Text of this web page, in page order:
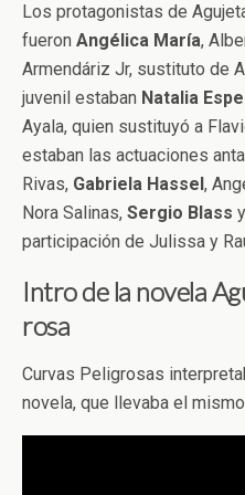
Los protagonistas de
fueron Angélica María,
Armendáriz Jr, sustituto de
juvenil estaban Natalia
Ayala, quien sustituyó a
estaban las actuaciones
Rivas, Gabriela Hassel,
Nora Salinas, Sergio Blass y
participación de Julissa y
Intro de la novela
rosa
Curvas Peligrosas
novela, que llevaba el